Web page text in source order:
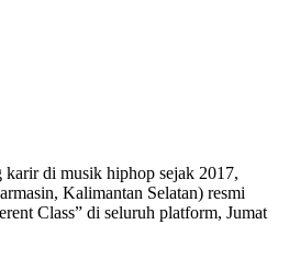
karir di musik hiphop sejak 2017,
Kalimantan Selatan) resmi
Class” di seluruh platform, Jumat